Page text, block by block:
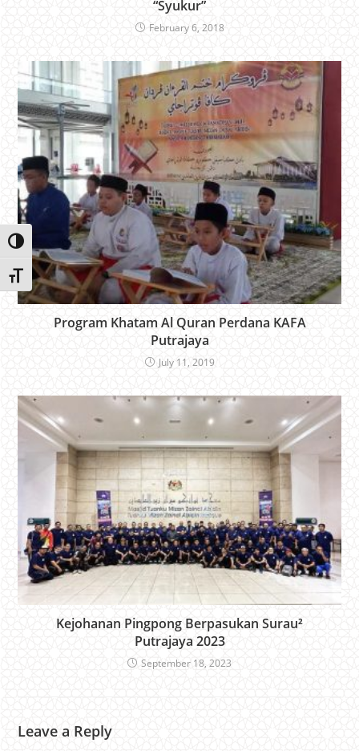
Toggle High Contrast
Toggle Font size
“Syukur”
February 6, 2018
Program Khatam Al Quran Perdana KAFA
Putrajaya
July 11, 2019
Kejohanan Pingpong Berpasukan Surau²
Putrajaya 2023
September 18, 2023
Leave a Reply